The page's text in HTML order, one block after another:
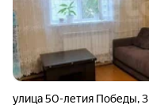
улица 50-летия Победы,3